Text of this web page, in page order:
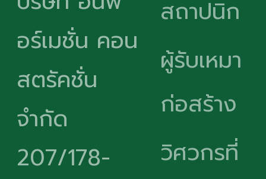
อร์เมชั่น คอน
สตรัคชั่น
จำกัด
207/178-
สถาปนิก
ผู้รับเหมา
ก่อสร้าง
วิศวกรที่